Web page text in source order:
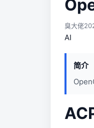
臭大佬
AI
简介